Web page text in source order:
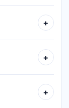
+
+
+